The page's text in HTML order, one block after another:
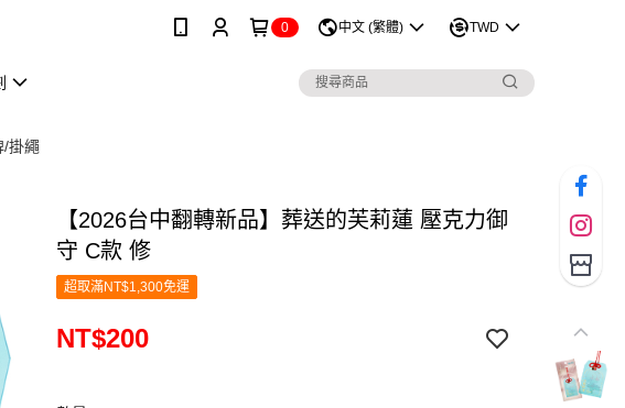
0 中文 (繁體) TWD
/掛繩
【2026台中翻轉新品】葬送的芙莉蓮 壓克力御
守 C款 修
超取滿NT$1,300免運
NT$200